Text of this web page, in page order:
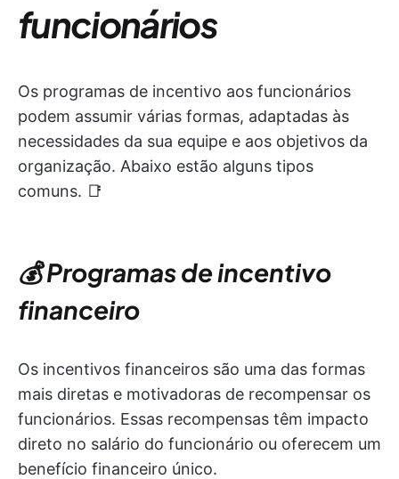
funcionários
Os programas de incentivo aos funcionários
podem assumir várias formas, adaptadas às
necessidades da sua equipe e aos objetivos da
organização. Abaixo estão alguns tipos
comuns. 📑
💰 Programas de incentivo
financeiro
Os incentivos financeiros são uma das formas
mais diretas e motivadoras de recompensar os
funcionários. Essas recompensas têm impacto
direto no salário do funcionário ou oferecem um
benefício financeiro único.